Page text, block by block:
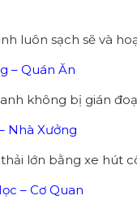
luôn sạch sẽ và
– Quán Ăn
không bị gián
Nhà Xưởng
lớn bằng xe hút
– Cơ Quan